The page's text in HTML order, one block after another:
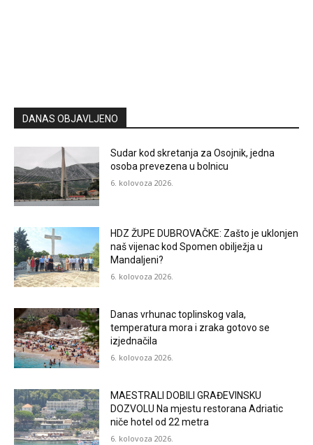
DANAS OBJAVLJENO
Sudar kod skretanja za Osojnik, jedna
osoba prevezena u bolnicu
6. kolovoza 2026.
HDZ ŽUPE DUBROVAČKE: Zašto je uklonjen
naš vijenac kod Spomen obilježja u
Mandaljeni?
6. kolovoza 2026.
Danas vrhunac toplinskog vala,
temperatura mora i zraka gotovo se
izjednačila
6. kolovoza 2026.
MAESTRALI DOBILI GRAĐEVINSKU
DOZVOLU Na mjestu restorana Adriatic
niče hotel od 22 metra
6. kolovoza 2026.